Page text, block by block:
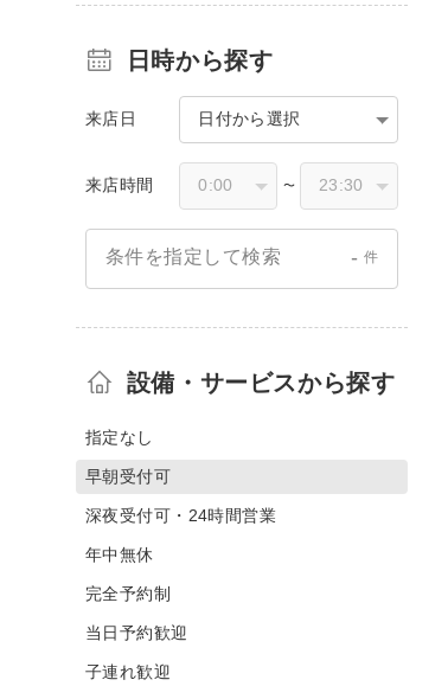
日時から探す
来店日 日付から選択
来店時間 〜
条件を指定して検索 - 件
設備・サービスから探す
指定なし
早朝受付可
深夜受付可・24時間営業
年中無休
完全予約制
当日予約歓迎
子連れ歓迎